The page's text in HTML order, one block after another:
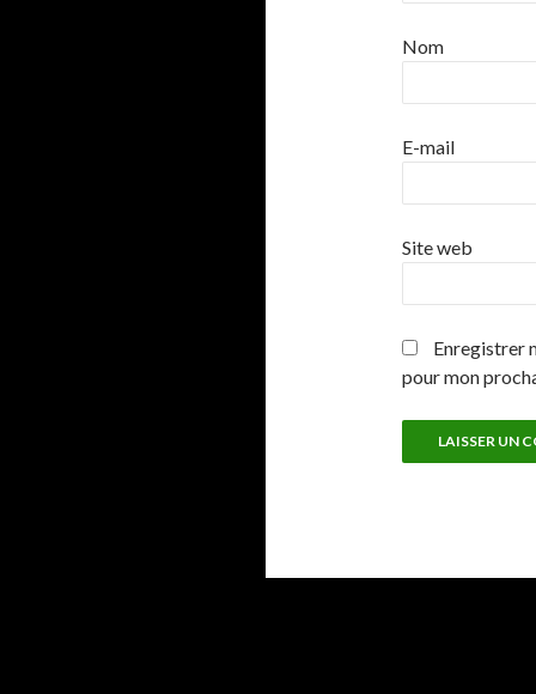
Nom
E-mail
Site web
Enregistrer
pour mon